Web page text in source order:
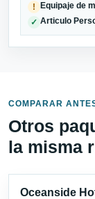
! Equipaje de
✓ Articulo
COMPARAR
Otros
la misma
Oceanside